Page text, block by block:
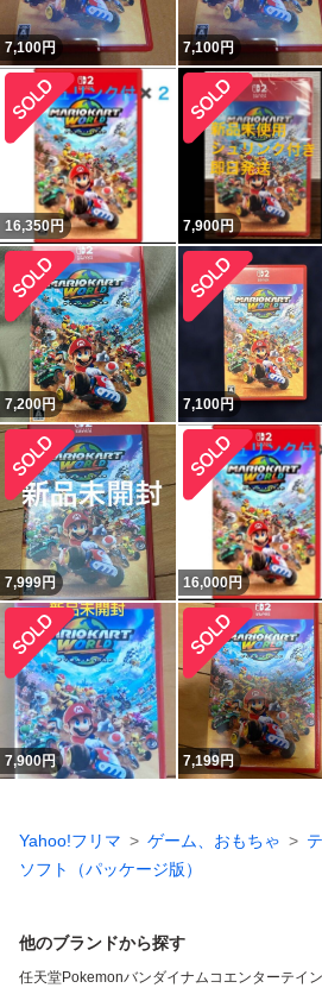
7,100円 7,100円
16,350円 7,900円
7,200円 7,100円
7,999円 16,000円
7,900円 7,199円
Yahoo!フリマ ゲーム、おもちゃ
ソフト（パッケージ版）
他のブランドから探す
任天堂Pokemonバンダイナムコエンターテイ